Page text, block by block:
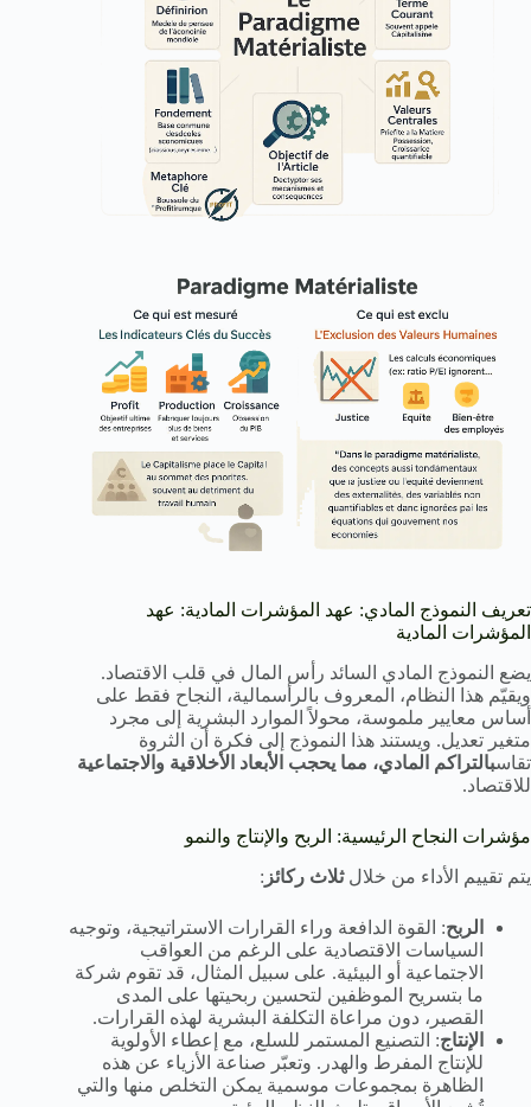
تعريف النموذج المادي: عهد المؤشرات المادية: عهد
المؤشرات المادية
يضع النموذج المادي السائد رأس المال في قلب الاقتصاد.
ويقيّم هذا النظام، المعروف بالرأسمالية، النجاح فقط على
أساس معايير ملموسة، محولاً الموارد البشرية إلى مجرد
متغير تعديل. ويستند هذا النموذج إلى فكرة أن الثروة
تقاسبالتراكم المادي، مما يحجب الأبعاد الأخلاقية والاجتماعية
للاقتصاد.
مؤشرات النجاح الرئيسية: الربح والإنتاج والنمو
يتم تقييم الأداء من خلالثلاث ركائز :
الربح: القوة الدافعة وراء القرارات الاستراتيجية، وتوجيه
السياسات الاقتصادية على الرغم من العواقب
الاجتماعية أو البيئية. على سبيل المثال، قد تقوم شركة
ما بتسريح الموظفين لتحسين ربحيتها على المدى
القصير، دون مراعاة التكلفة البشرية لهذه القرارات.
الإنتاج: التصنيع المستمر للسلع، مع إعطاء الأولوية
للإنتاج المفرط والهدر. وتعبّر صناعة الأزياء عن هذه
الظاهرة بمجموعات موسمية يمكن التخلص منها والتي